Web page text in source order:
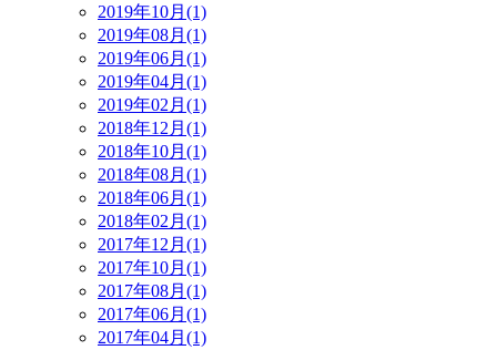
2019年10月(1)
2019年08月(1)
2019年06月(1)
2019年04月(1)
2019年02月(1)
2018年12月(1)
2018年10月(1)
2018年08月(1)
2018年06月(1)
2018年02月(1)
2017年12月(1)
2017年10月(1)
2017年08月(1)
2017年06月(1)
2017年04月(1)